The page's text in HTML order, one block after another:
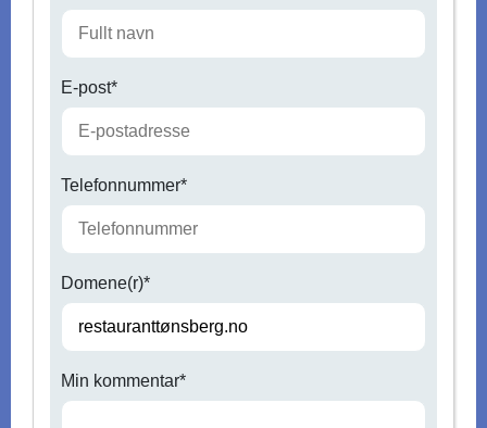
E-post*
Telefonnummer*
Domene(r)*
Min kommentar*